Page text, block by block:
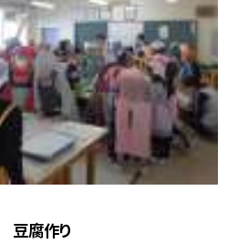
腐作り